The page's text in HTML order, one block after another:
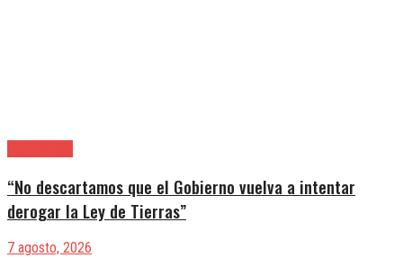
“No descartamos que el Gobierno vuelva a intentar
derogar la Ley de Tierras”
7 agosto, 2026